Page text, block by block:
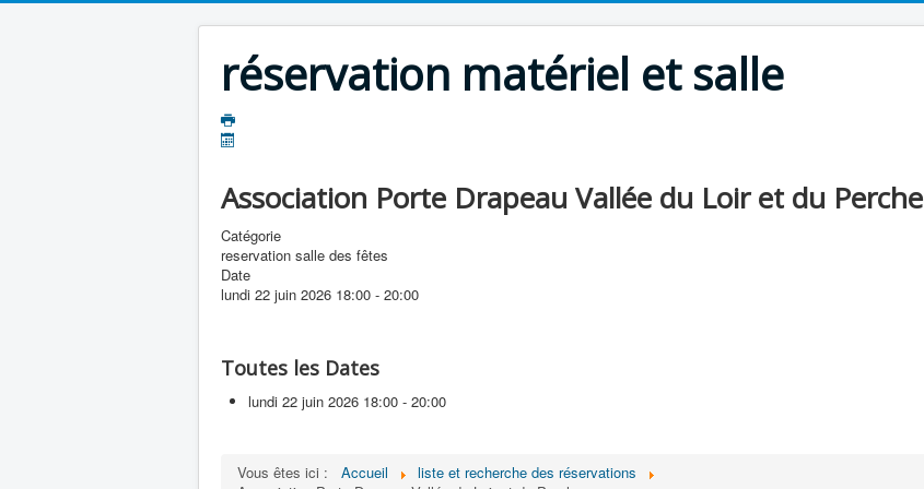
réservation matériel et salle
Association Porte Drapeau Vallée du Loir et du Perche
Catégorie
reservation salle des fêtes
Date
lundi 22 juin 2026 18:00 - 20:00
Toutes les Dates
lundi 22 juin 2026 18:00 - 20:00
Vous êtes ici : Accueil
liste et recherche des réservations